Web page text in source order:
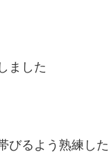
ました
びるよう熟練した